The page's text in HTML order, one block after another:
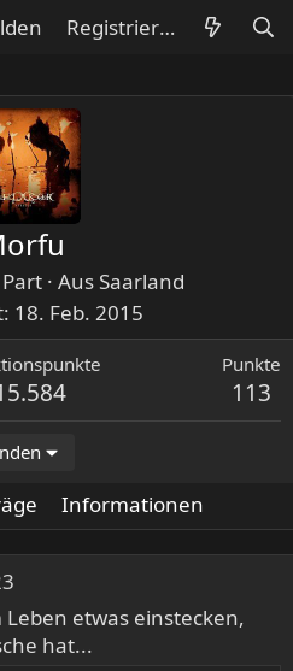
Registrieren
· Aus Saarland
18. Feb. 2015
Punkte
113
Informationen
etwas einstecken,
hat...